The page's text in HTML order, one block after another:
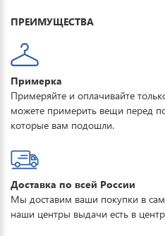
ПРЕИМУЩЕСТВА
Примерка
Примеряйте и оплачивайте
можете примерить вещи перед
которые вам подошли.
Доставка по всей России
Мы доставим ваши покупки в
наши центры выдачи есть в